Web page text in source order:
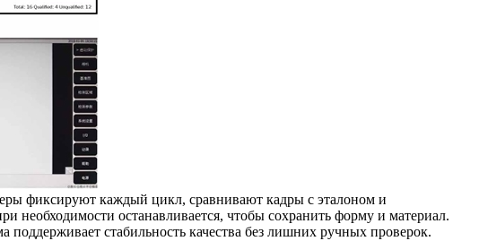
фиксируют каждый цикл, сравнивают кадры с эталоном и
необходимости останавливается, чтобы сохранить форму и материал.
поддерживает стабильность качества без лишних ручных проверок.